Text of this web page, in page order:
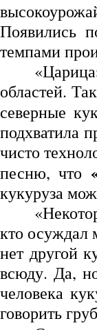
Появились
темпами
областей.
северные
подхватила
чисто
песню, что
кукуруза
кто осуждал
нет другой
всюду. Да,
человека
говорить